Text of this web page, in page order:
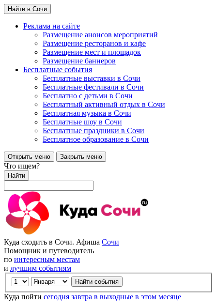
Найти в Сочи
Реклама на сайте
Размещение анонсов мероприятий
Размещение ресторанов и кафе
Размещение мест и площадок
Размещение баннеров
Бесплатные события
Бесплатные выставки в Сочи
Бесплатные фестивали в Сочи
Бесплатно с детьми в Сочи
Бесплатный активный отдых в Сочи
Бесплатная музыка в Сочи
Бесплатные шоу в Сочи
Бесплатные праздники в Сочи
Бесплатное образование в Сочи
Открыть меню Закрыть меню
Что ищем?
Найти
Куда сходить в Сочи. Афиша Сочи
Помощник и путеводитель
по интересным местам
и лучшим событиям
Куда пойти сегодня завтра в выходные в этом месяце